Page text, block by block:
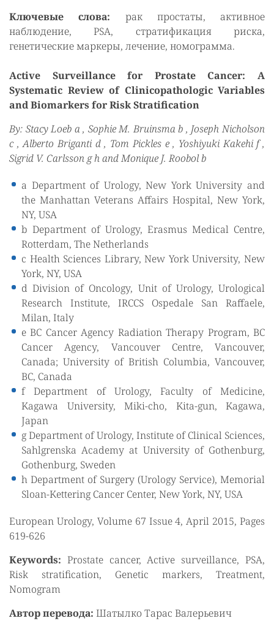
Ключевые слова: рак простаты, активное
наблюдение, PSA, стратификация риска,
генетические маркеры, лечение, номограмма.
Active Surveillance for Prostate Cancer: A
Systematic Review of Clinicopathologic Variables
and Biomarkers for Risk Stratification
By: Stacy Loeb a , Sophie M. Bruinsma b , Joseph Nicholson
c , Alberto Briganti d , Tom Pickles e , Yoshiyuki Kakehi f ,
Sigrid V. Carlsson g h and Monique J. Roobol b
a Department of Urology, New York University and
the Manhattan Veterans Affairs Hospital, New York,
NY, USA
b Department of Urology, Erasmus Medical Centre,
Rotterdam, The Netherlands
c Health Sciences Library, New York University, New
York, NY, USA
d Division of Oncology, Unit of Urology, Urological
Research Institute, IRCCS Ospedale San Raffaele,
Milan, Italy
e BC Cancer Agency Radiation Therapy Program, BC
Cancer Agency, Vancouver Centre, Vancouver,
Canada; University of British Columbia, Vancouver,
BC, Canada
f Department of Urology, Faculty of Medicine,
Kagawa University, Miki-cho, Kita-gun, Kagawa,
Japan
g Department of Urology, Institute of Clinical Sciences,
Sahlgrenska Academy at University of Gothenburg,
Gothenburg, Sweden
h Department of Surgery (Urology Service), Memorial
Sloan-Kettering Cancer Center, New York, NY, USA
European Urology, Volume 67 Issue 4, April 2015, Pages
619-626
Keywords: Prostate cancer, Active surveillance, PSA,
Risk stratification, Genetic markers, Treatment,
Nomogram
Автор перевода: Шатылко Тарас Валерьевич